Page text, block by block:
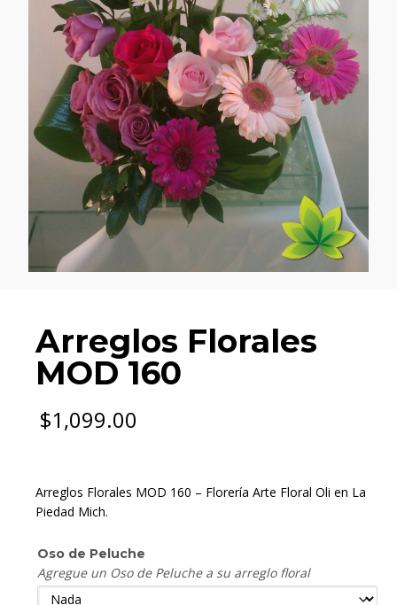
Arreglos Florales
MOD 160
$1,099.00
Arreglos Florales MOD 160 – Florería Arte Floral Oli en La
Piedad Mich.
Oso de Peluche
Agregue un Oso de Peluche a su arreglo floral